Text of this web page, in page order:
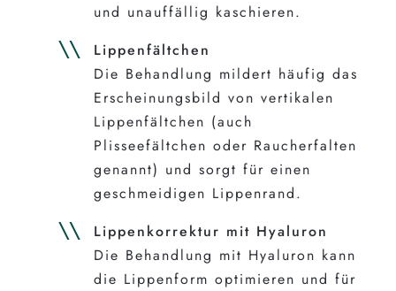
und unauffällig kaschieren.
Lippenfältchen
Die Behandlung mildert häufig das
Erscheinungsbild von vertikalen
Lippenfältchen (auch
Plisseefältchen oder Raucherfalten
genannt) und sorgt für einen
geschmeidigen Lippenrand.
Lippenkorrektur mit Hyaluron
Die Behandlung mit Hyaluron kann
die Lippenform optimieren und für